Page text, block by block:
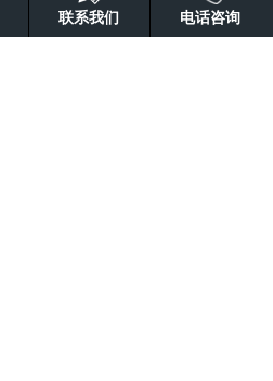
联系我们 电话咨询